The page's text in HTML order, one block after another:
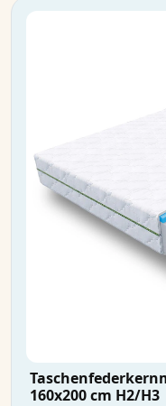
160x200 cm H2/H3